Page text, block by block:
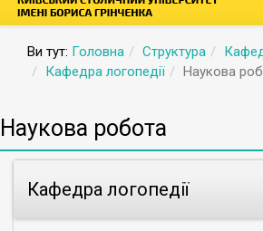
Ви тут: Головна Структура
Кафедра логопедії
Наукова
Кафедра логопедії
Наукова робота